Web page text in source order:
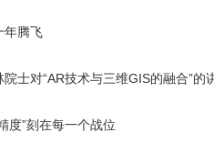
年腾飞
士对“AR技术与三维GIS的融合”的
度”刻在每一个战位